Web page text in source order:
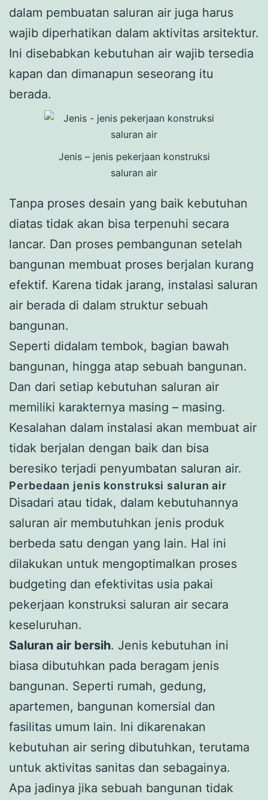
dalam pembuatan saluran air juga harus
wajib diperhatikan dalam aktivitas arsitektur.
Ini disebabkan kebutuhan air wajib tersedia
kapan dan dimanapun seseorang itu
berada.
Jenis – jenis pekerjaan konstruksi
saluran air
Tanpa proses desain yang baik kebutuhan
diatas tidak akan bisa terpenuhi secara
lancar. Dan proses pembangunan setelah
bangunan membuat proses berjalan kurang
efektif. Karena tidak jarang, instalasi saluran
air berada di dalam struktur sebuah
bangunan.
Seperti didalam tembok, bagian bawah
bangunan, hingga atap sebuah bangunan.
Dan dari setiap kebutuhan saluran air
memiliki karakternya masing – masing.
Kesalahan dalam instalasi akan membuat air
tidak berjalan dengan baik dan bisa
beresiko terjadi penyumbatan saluran air.
Perbedaan jenis konstruksi saluran air
Disadari atau tidak, dalam kebutuhannya
saluran air membutuhkan jenis produk
berbeda satu dengan yang lain. Hal ini
dilakukan untuk mengoptimalkan proses
budgeting dan efektivitas usia pakai
pekerjaan konstruksi saluran air secara
keseluruhan.
Saluran air bersih. Jenis kebutuhan ini
biasa dibutuhkan pada beragam jenis
bangunan. Seperti rumah, gedung,
apartemen, bangunan komersial dan
fasilitas umum lain. Ini dikarenakan
kebutuhan air sering dibutuhkan, terutama
untuk aktivitas sanitas dan sebagainya.
Apa jadinya jika sebuah bangunan tidak